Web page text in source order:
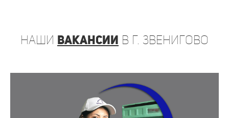
наши вакансии в г. Звенигово